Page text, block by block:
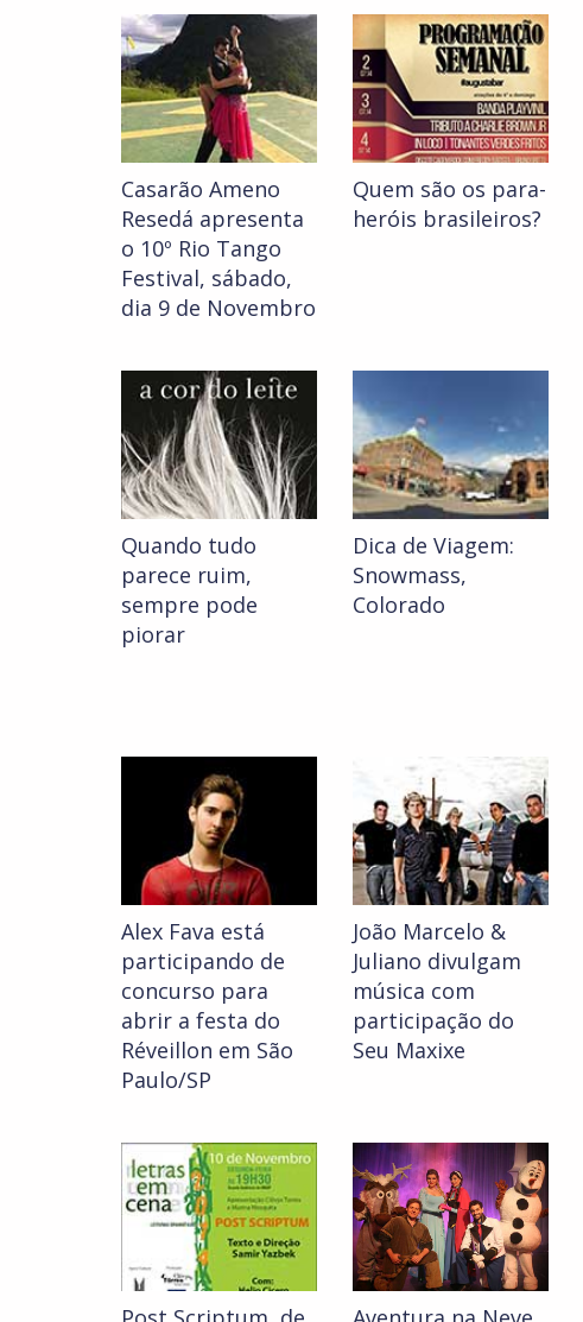
Casarão Ameno
Resedá apresenta
o 10º Rio Tango
Festival, sábado,
dia 9 de Novembro
Quem são os para-
heróis brasileiros?
Quando tudo
parece ruim,
sempre pode
piorar
Dica de Viagem:
Snowmass,
Colorado
Alex Fava está
participando de
concurso para
abrir a festa do
Réveillon em São
Paulo/SP
João Marcelo &
Juliano divulgam
música com
participação do
Seu Maxixe